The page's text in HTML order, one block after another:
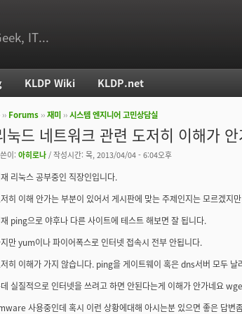
IT...
재 위치
›› Forums ››재미 ››시스템 엔지니어 고민상담실
눅드 네트워크 관련 도저히 이해가
이: 아히로나 / 작성시간: 목, 2013/04/04 - 6:04오후
리눅스 공부중인 직장인입니다.
히 이해 안가는 부분이 있어서 게시판에 맞는 주제인지는 모르겠지
ping으로 야후나 다른 사이트에 테스트 해보면 잘 됩니다.
만 yum이나 파이어폭스로 인터넷 접속시 전부 안됩니다.
히 이해가 가지 않습니다. ping을 게이트웨이 혹은 dns서버 모두 날
실질적으로 인터넷을 쓰려고 하면 안된다는게 이해가 안가네요
사용중인데 혹시 이런 상황에대해 아시는분 있으면 좋은 답변
KLDP Wiki KLDP.net